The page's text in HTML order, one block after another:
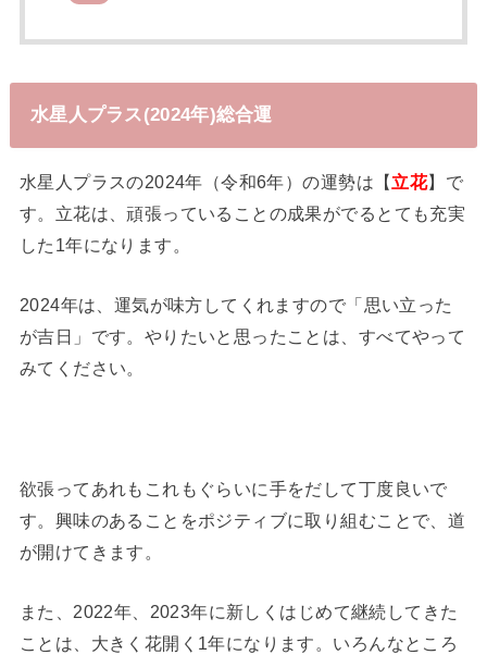
水星人プラス(2024年)総合運
水星人プラスの2024年（令和6年）の運勢は【立花】で
す。立花は、頑張っていることの成果がでるとても充実
した1年になります。
2024年は、運気が味方してくれますので「思い立った
が吉日」です。やりたいと思ったことは、すべてやって
みてください。
欲張ってあれもこれもぐらいに手をだして丁度良いで
す。興味のあることをポジティブに取り組むことで、道
が開けてきます。
また、2022年、2023年に新しくはじめて継続してきた
ことは、大きく花開く1年になります。いろんなところ